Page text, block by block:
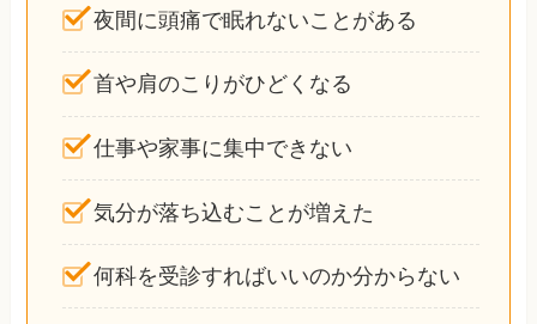
夜間に頭痛で眠れないことがある
首や肩のこりがひどくなる
仕事や家事に集中できない
気分が落ち込むことが増えた
何科を受診すればいいのか分からない